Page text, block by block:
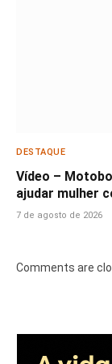
DESTAQUE
Vídeo –
ajudar mulher
7 de agosto de 2026
Comments are